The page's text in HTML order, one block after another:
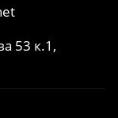
53 к.1,